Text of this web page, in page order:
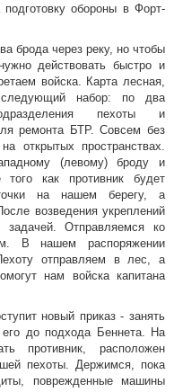
обороны в Форт-
брода через реку, но чтобы
действовать быстро и
войска. Карта лесная,
набор: по два
пехоты и
ремонта БТР. Совсем без
открытых пространствах.
(левому) броду и
как противник будет
на нашем берегу, а
возведения укреплений
Отправляемся ко
В нашем распоряжении
отправляем в лес, а
нам войска капитана
новый приказ - занять
его до подхода Беннета. На
противник, расположен
пехоты. Держимся, пока
поврежденные машины